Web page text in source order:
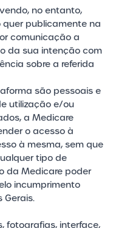
no entanto,
publicamente na
comunicação a
da sua intenção com
sobre a referida
são pessoais e
utilização e/ou
a Medicare
o acesso à
à mesma, sem que
tipo de
da Medicare poder
incumprimento
Gerais.
fotografias, interface,